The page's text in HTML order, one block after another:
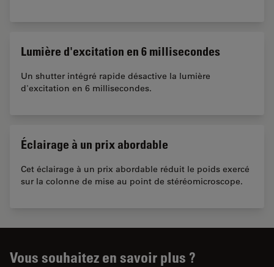
Lumière d'excitation en 6 millisecondes
Un shutter intégré rapide désactive la lumière
d'excitation en 6 millisecondes.
Éclairage à un prix abordable
Cet éclairage à un prix abordable réduit le poids exercé
sur la colonne de mise au point de stéréomicroscope.
Vous souhaitez en savoir plus ?